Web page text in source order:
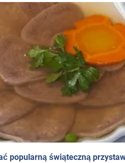
popularną świąteczną